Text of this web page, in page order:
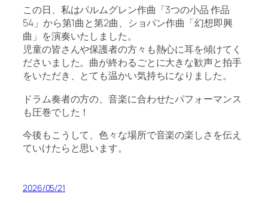
この日、私はパルムグレン作曲「3つの小品 作品
54」から第1曲と第2曲、ショパン作曲「幻想即興
曲」を演奏いたしました。
児童の皆さんや保護者の方々も熱心に耳を傾けてく
ださいました。曲が終わるごとに大きな歓声と拍手
をいただき、とても温かい気持ちになりました。
ドラム奏者の方の、音楽に合わせたパフォーマンス
も圧巻でした！
今後もこうして、色々な場所で音楽の楽しさを伝え
ていけたらと思います。
2026/05/21